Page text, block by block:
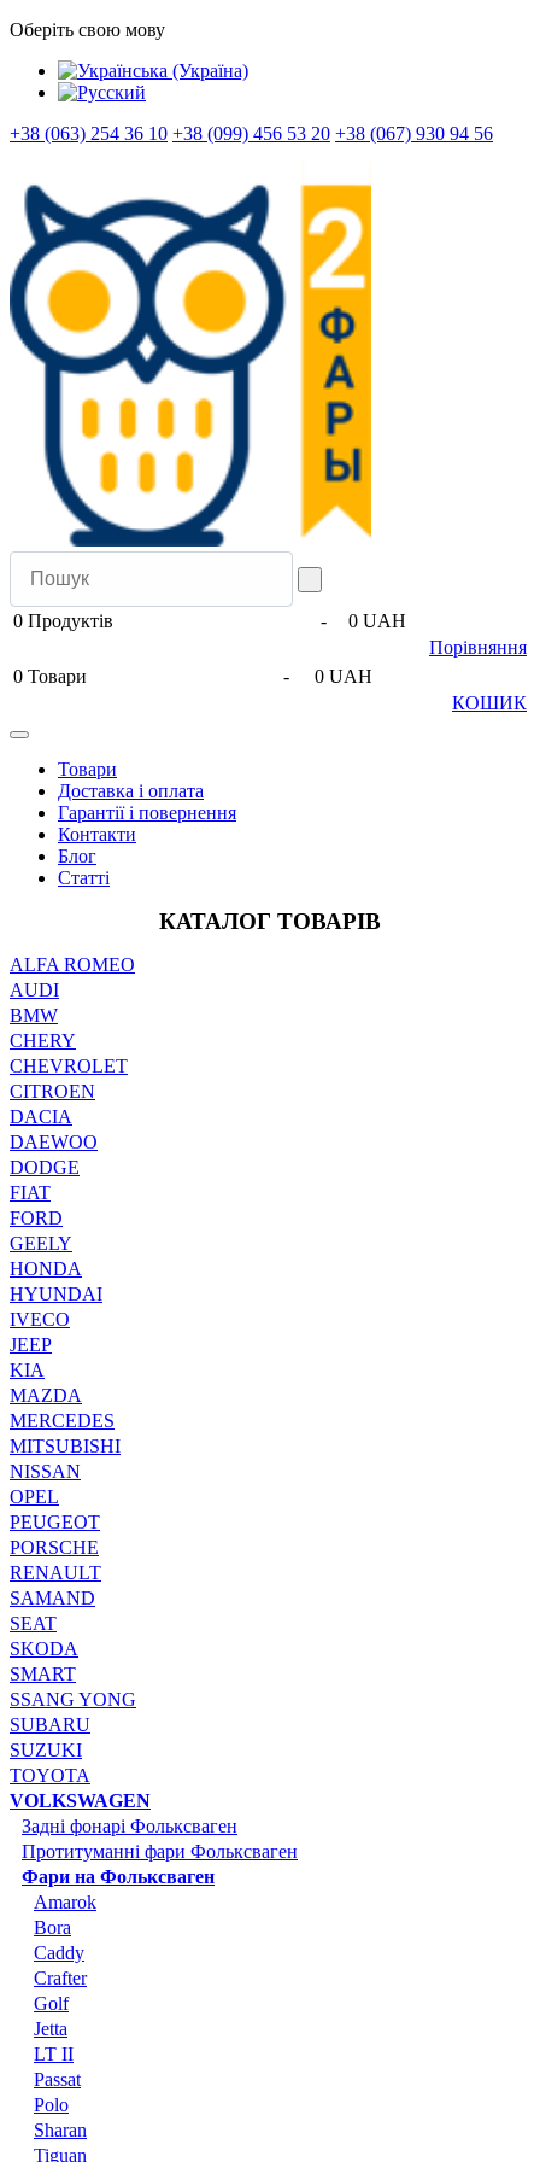
Оберіть свою мову
+38 (063) 254 36 10 +38 (099) 456 53 20 +38 (067) 930 94 56
0 Продуктів -
0 UAH
Порівняння
0 Товари -
0 UAH
КОШИК
Товари
Доставка і оплата
Гарантії і повернення
Контакти
Блог
Статті
КАТАЛОГ ТОВАРІВ
ALFA ROMEO
AUDI
BMW
CHERY
CHEVROLET
CITROEN
DACIA
DAEWOO
DODGE
FIAT
FORD
GEELY
HONDA
HYUNDAI
IVECO
JEEP
KIA
MAZDA
MERCEDES
MITSUBISHI
NISSAN
OPEL
PEUGEOT
PORSCHE
RENAULT
SAMAND
SEAT
SKODA
SMART
SSANG YONG
SUBARU
SUZUKI
TOYOTA
VOLKSWAGEN
Задні фонарі Фольксваген
Протитуманні фари Фольксваген
Фари на Фольксваген
Amarok
Bora
Caddy
Crafter
Golf
Jetta
LT II
Passat
Polo
Sharan
Tiguan